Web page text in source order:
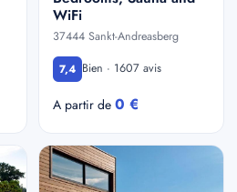
WiFi
37444 Sankt-Andreasberg
7,4 Bien · 1607 avis
A partir de 0 €